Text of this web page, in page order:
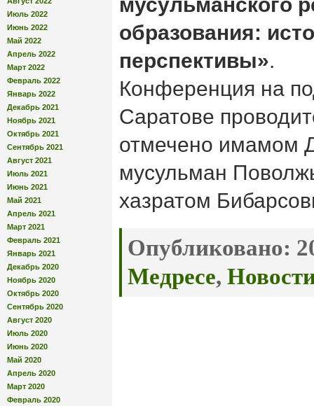
Июль 2022
Июнь 2022
Май 2022
Апрель 2022
Март 2022
Февраль 2022
Январь 2022
Декабрь 2021
Ноябрь 2021
Октябрь 2021
Сентябрь 2021
Август 2021
Июль 2021
Июнь 2021
Май 2021
Апрель 2021
Март 2021
Февраль 2021
Январь 2021
Декабрь 2020
Ноябрь 2020
Октябрь 2020
Сентябрь 2020
Август 2020
Июль 2020
Июнь 2020
Май 2020
Апрель 2020
Март 2020
Февраль 2020
образования:
перспективы».
Конференция на
Саратове
отмечено имамом
мусульман
хазратом
Опубликовано:
Медресе,